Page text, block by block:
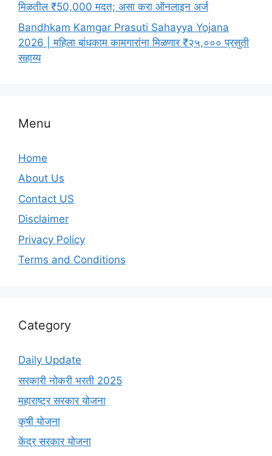
मिळतील ₹50,000 मदत; असा करा ऑनलाइन अर्ज
Bandhkam Kamgar Prasuti Sahayya Yojana
2026 | महिला बांधकाम कामगारांना मिळणार ₹२५,००० प्रसुती
सहाय्य
Menu
Home
About Us
Contact US
Disclaimer
Privacy Policy
Terms and Conditions
Category
Daily Update
सरकारी नोकरी भरती 2025
महाराष्ट्र सरकार योजना
कृषी योजना
केंद्र सरकार योजना